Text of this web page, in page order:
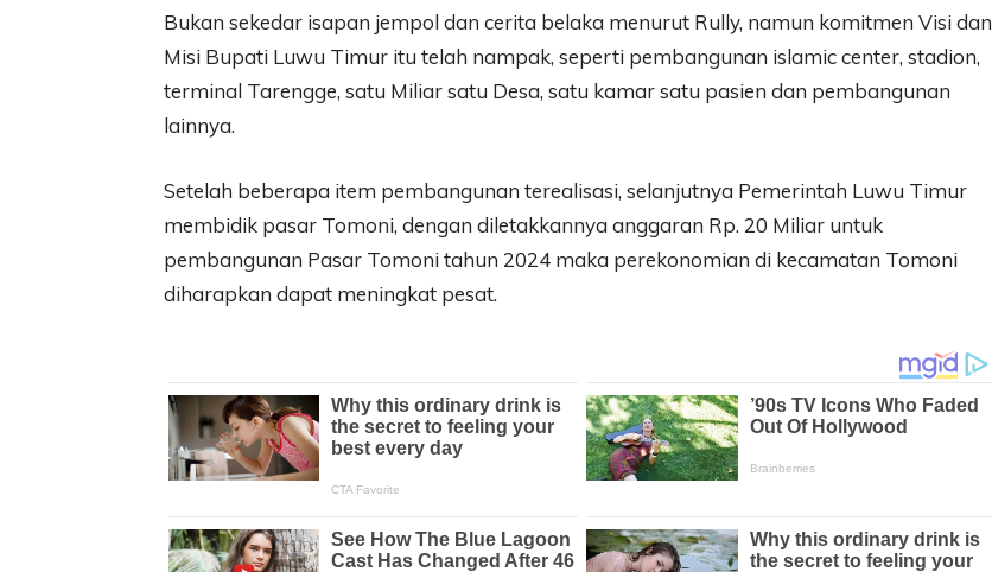
Bukan sekedar isapan jempol dan cerita belaka menurut Rully, namun komitmen Visi dan
Misi Bupati Luwu Timur itu telah nampak, seperti pembangunan islamic center, stadion,
terminal Tarengge, satu Miliar satu Desa, satu kamar satu pasien dan pembangunan
lainnya.
Setelah beberapa item pembangunan terealisasi, selanjutnya Pemerintah Luwu Timur
membidik pasar Tomoni, dengan diletakkannya anggaran Rp. 20 Miliar untuk
pembangunan Pasar Tomoni tahun 2024 maka perekonomian di kecamatan Tomoni
diharapkan dapat meningkat pesat.